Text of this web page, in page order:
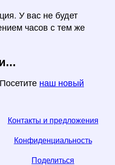
У вас не будет
часов с тем же
наш новый
Контакты и предложения
Конфиденциальность
Поделиться